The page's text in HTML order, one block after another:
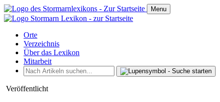
Menu
Orte
Verzeichnis
Über das Lexikon
Mitarbeit
Veröffentlicht